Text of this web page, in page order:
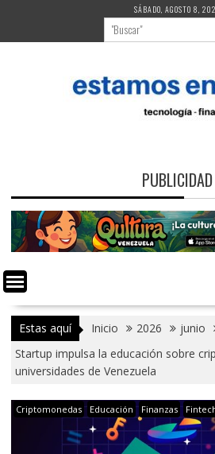
contenido
SÁBADO, AGOSTO 8,
PUBLICIDAD
Estas aquí Inicio 2026 junio
Startup impulsa la educación sobre
universidades de Venezuela
Criptomonedas Educación Finanzas